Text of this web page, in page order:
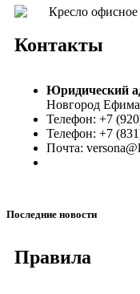
Контакты
Юридический
Новгород
Телефон: +7
Телефон: +7
Почта:
Последние новости
Правила